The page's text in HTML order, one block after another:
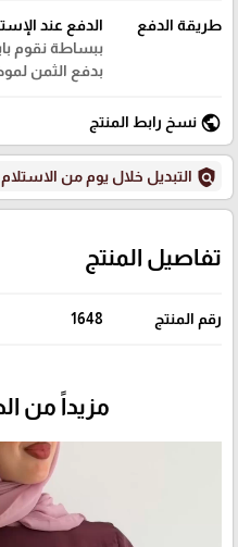
طريقة الدفع
الدفع عند
ببساطة نقوم
بدفع الثمن
public نسخ رابط المنتج
policy التبديل خلال يوم من
تفاصيل المنتج
رقم المنتج 1648
مزيداً من